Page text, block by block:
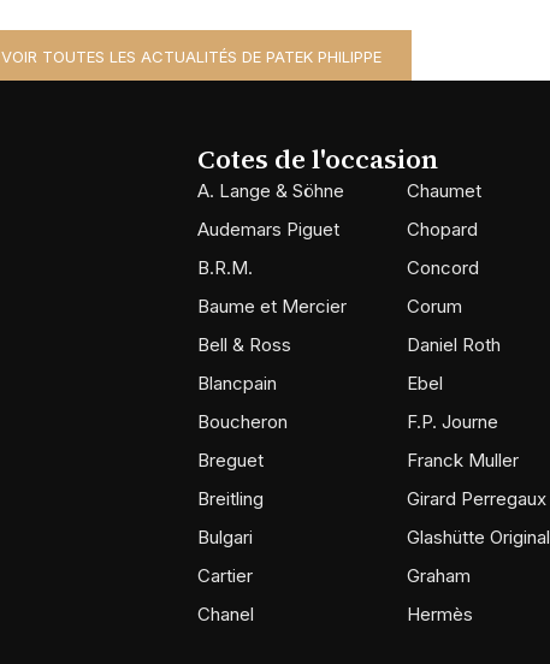
VOIR TOUTES LES ACTUALITÉS DE PATEK PHILIPPE
Cotes de l'occasion
A. Lange & Söhne
Audemars Piguet
B.R.M.
Baume et Mercier
Bell & Ross
Blancpain
Boucheron
Breguet
Breitling
Bulgari
Cartier
Chanel
Chaumet
Chopard
Concord
Corum
Daniel Roth
Ebel
F.P. Journe
Franck Muller
Girard Perregaux
Glashütte Original
Graham
Hermès